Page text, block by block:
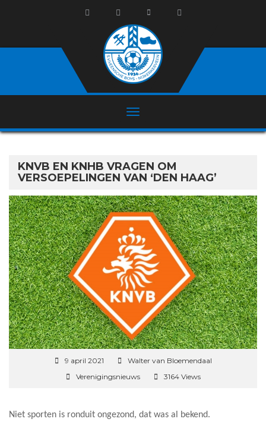
KNVB EN KNHB VRAGEN OM
VERSOEPELINGEN VAN ‘DEN HAAG’
9 april 2021
Walter van Bloemendaal
Verenigingsnieuws
3164 Views
Niet sporten is ronduit ongezond, dat was al bekend.